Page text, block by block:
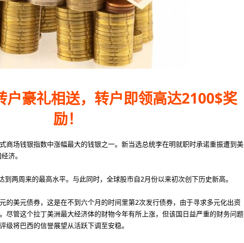
豪礼相送，转户即领高达2100$奖
励！
商场钱银指数中涨幅最大的钱银之一。新当选总统李在明就职时承诺重振遭到美
济。
两周来的最高水平。与此同时，全球股市自2月份以来初次创下历史新高。
的美元债券，这是在不到六个月的时间里第2次发行债券，由于寻求多元化出资
尽管这个拉丁美洲最大经济体的财物今年有所上涨，但该国日益严重的财务问题
将巴西的信誉展望从活跃下调至安稳。
1美元
最低入金
400倍
最大杠杆